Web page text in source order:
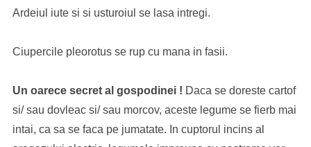
Ardeiul iute si si usturoiul se lasa intregi.
Ciupercile pleorotus se rup cu mana in fasii.
Un oarece secret al gospodinei ! Daca se doreste cartof
si/ sau dovleac si/ sau morcov, aceste legume se fierb mai
intai, ca sa se faca pe jumatate. In cuptorul incins al